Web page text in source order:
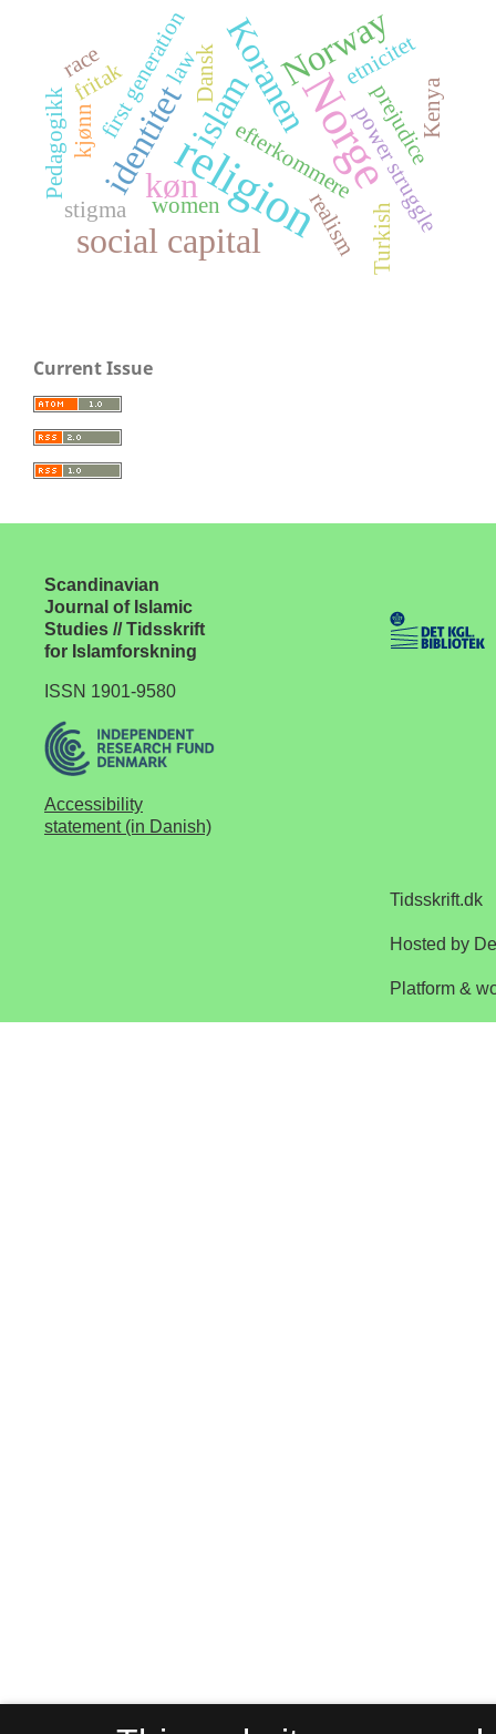
Norge
religion
islam
køn
social capital
identitet
KoranenNorway
efterkommere
first generationDansk
power struggle
realism
women
prejudice
kjønn
fritak
Pedagogikk
Turkish
race law
stigma
Kenya
etnicitet
Current Issue
Scandinavian
Journal of Islamic
Studies // Tidsskrift
for Islamforskning
ISSN 1901-9580
Accessibility
statement (in Danish)